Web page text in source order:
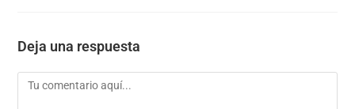
Deja una respuesta